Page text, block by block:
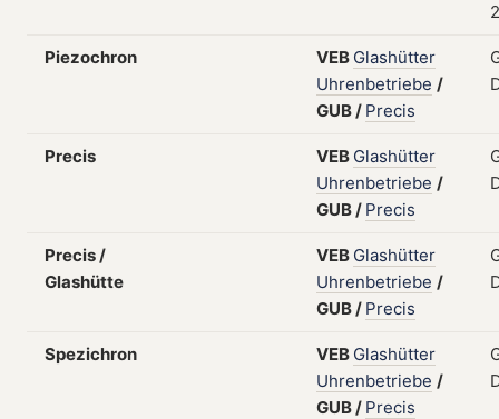
Piezochron VEB Glashütter
Uhrenbetriebe /
GUB/ Precis
Precis VEB Glashütter
Uhrenbetriebe /
GUB/ Precis
Precis /
Glashütte
VEB Glashütter
Uhrenbetriebe /
GUB/ Precis
Spezichron VEB Glashütter
Uhrenbetriebe /
GUB/ Precis